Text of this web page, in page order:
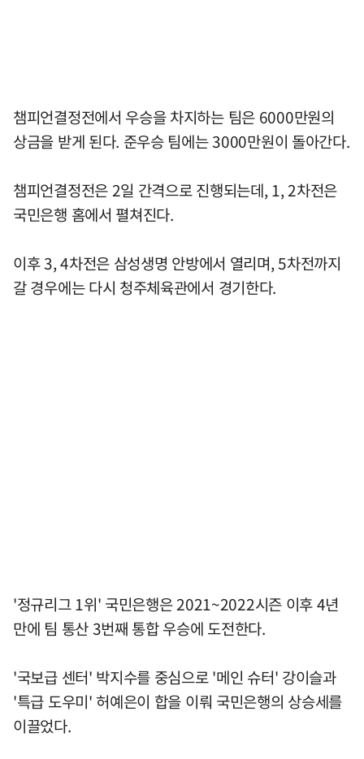
챔피언결정전에서 우승을 차지하는 팀은 6000만원의
상금을 받게 된다. 준우승 팀에는 3000만원이 돌아간다.
챔피언결정전은 2일 간격으로 진행되는데, 1, 2차전은
국민은행 홈에서 펼쳐진다.
이후 3, 4차전은 삼성생명 안방에서 열리며, 5차전까지
갈 경우에는 다시 청주체육관에서 경기한다.
'정규리그 1위' 국민은행은 2021~2022시즌 이후 4년
만에 팀 통산 3번째 통합 우승에 도전한다.
'국보급 센터' 박지수를 중심으로 '메인 슈터' 강이슬과
'특급 도우미' 허예은이 합을 이뤄 국민은행의 상승세를
이끌었다.